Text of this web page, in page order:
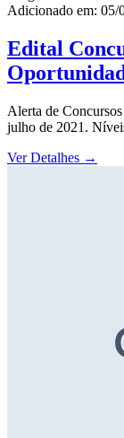
Adicionado em: 05/
Edital
Alerta de
julho de 2021.
Ver Detalhes →